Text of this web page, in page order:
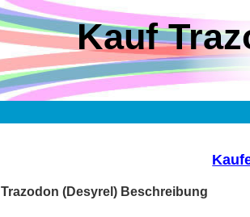
Kauf
Trazodon (Desyrel) Beschreibung